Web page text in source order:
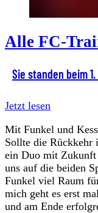
Alle FC-
Sie standen beim
Jetzt lesen
Mit Funkel und
Sollte die Rückkehr
ein Duo mit Zukunft
uns auf die beiden
Funkel viel Raum
mich geht es erst
und am Ende